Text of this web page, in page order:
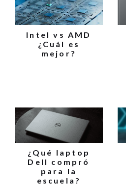
Intel vs AMD
¿Cuál es
mejor?
¿Qué laptop
Dell compró
para la
escuela?